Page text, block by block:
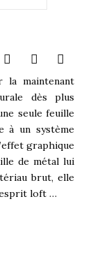
la maintenant
dès plus
seule feuille
à un système
graphique
de métal lui
brut, elle
esprit loft …